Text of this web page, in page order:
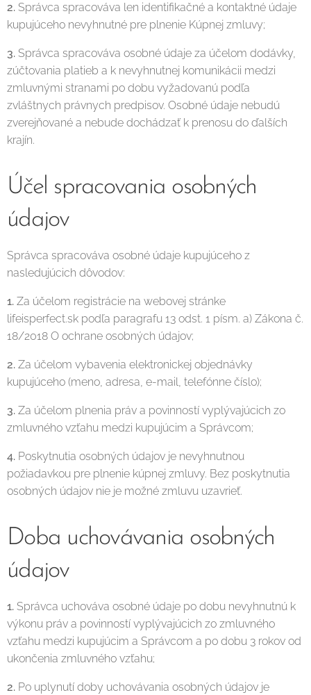
2. Správca spracováva len identifikačné a kontaktné údaje
kupujúceho nevyhnutné pre plnenie Kúpnej zmluvy;
3. Správca spracováva osobné údaje za účelom dodávky,
zúčtovania platieb a k nevyhnutnej komunikácii medzi
zmluvnými stranami po dobu vyžadovanú podľa
zvláštnych právnych predpisov. Osobné údaje nebudú
zverejňované a nebude dochádzať k prenosu do ďalších
krajín.
Účel spracovania osobných
údajov
Správca spracováva osobné údaje kupujúceho z
nasledujúcich dôvodov:
1. Za účelom registrácie na webovej stránke
lifeisperfect.sk podľa paragrafu 13 odst. 1 písm. a) Zákona č.
18/2018 O ochrane osobných údajov;
2. Za účelom vybavenia elektronickej objednávky
kupujúceho (meno, adresa, e-mail, telefónne číslo);
3. Za účelom plnenia práv a povinností vyplývajúcich zo
zmluvného vzťahu medzi kupujúcim a Správcom;
4. Poskytnutia osobných údajov je nevyhnutnou
požiadavkou pre plnenie kúpnej zmluvy. Bez poskytnutia
osobných údajov nie je možné zmluvu uzavrieť.
Doba uchovávania osobných
údajov
1. Správca uchováva osobné údaje po dobu nevyhnutnú k
výkonu práv a povinností vyplývajúcich zo zmluvného
vzťahu medzi kupujúcim a Správcom a po dobu 3 rokov od
ukončenia zmluvného vzťahu;
2. Po uplynutí doby uchovávania osobných údajov je